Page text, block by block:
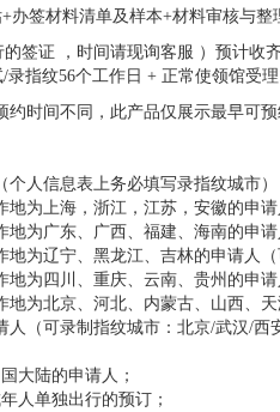
办签材料清单及样本+材料审核与
的签证 ，时间请现询客服 ）预计
指纹56个工作日 + 正常使领馆受理
约时间不同，此产品仅展示最早可
人信息表上务必填写录指纹城市）
为上海，浙江，江苏，安徽的申请
为广东、广西、福建、海南的申请
为辽宁、黑龙江、吉林的申请人（
为四川、重庆、云南、贵州的申请
为北京、河北、内蒙古、山西、
（可录制指纹城市：北京/武汉/西
大陆的申请人；
人单独出行的预订；